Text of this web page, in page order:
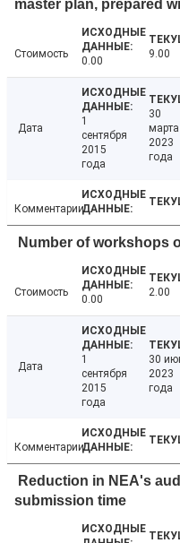
master plan, prepared
Стоимость
0.00
9.00
Дата
1
сентября
2015
года
30
марта
2023
года
Комментарии
Number of workshops
Стоимость
0.00
2.00
Дата
1
сентября
2015
года
30
2023
года
Комментарии
Reduction in NEA's
submission time